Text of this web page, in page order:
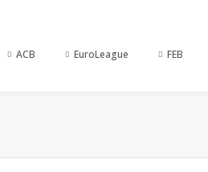
ACB EuroLeague FEB